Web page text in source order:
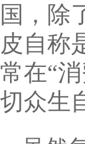
国，除
皮自称
常在“
切众生